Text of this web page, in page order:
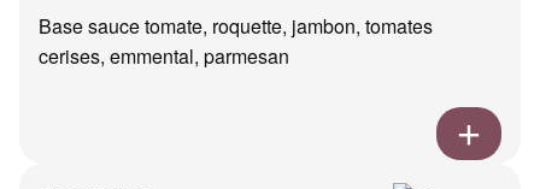
Base sauce tomate, roquette, jambon, tomates
cerises, emmental, parmesan